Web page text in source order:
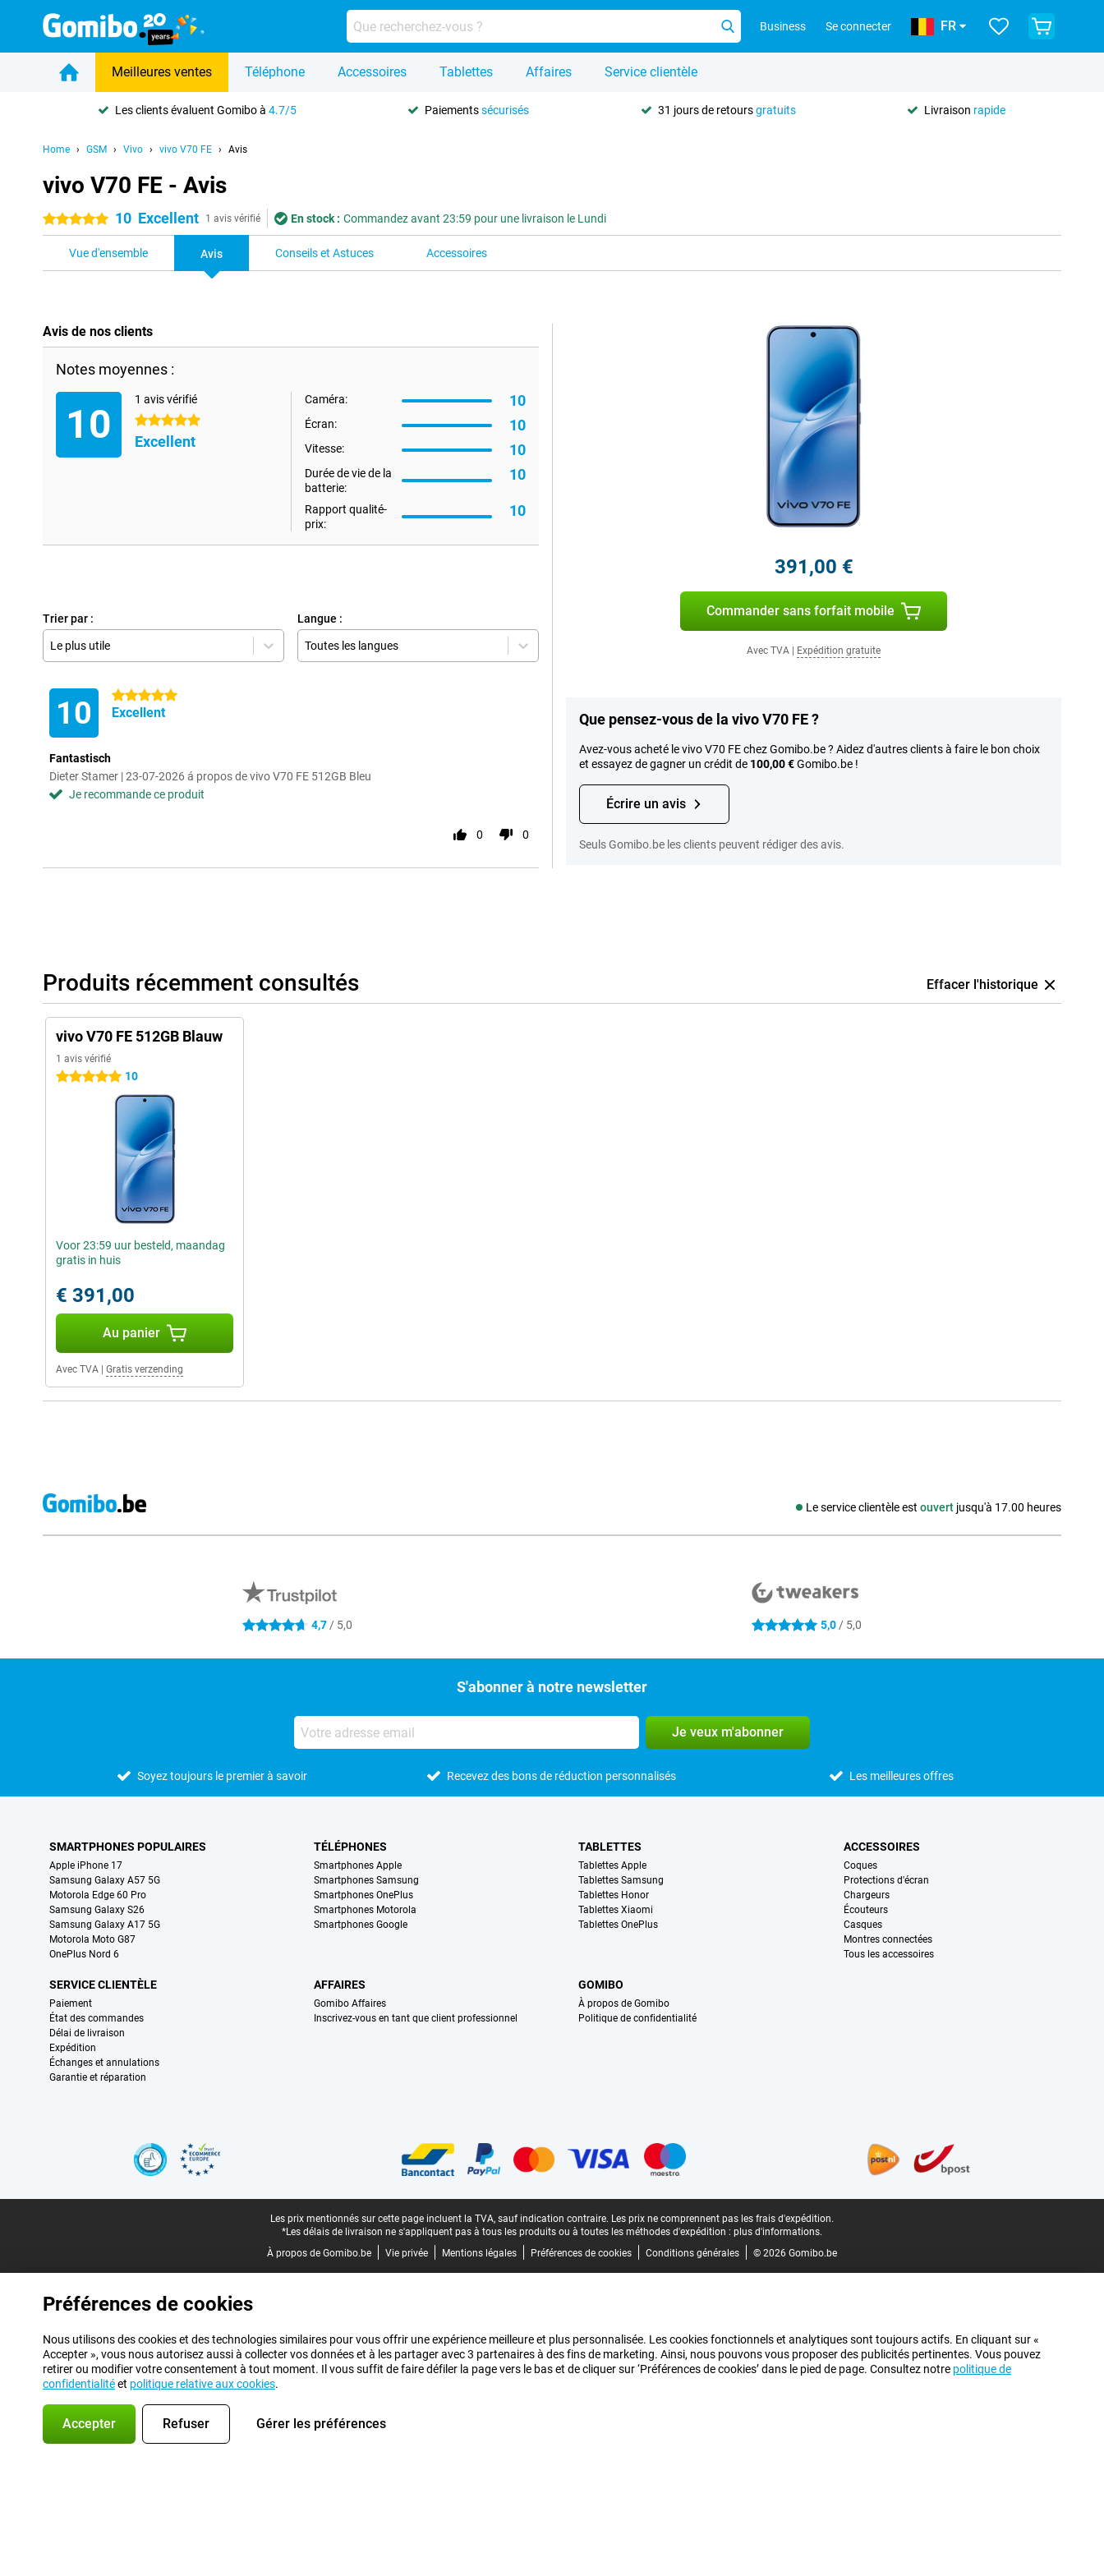
Business Se connecter FR
Meilleures ventes Téléphone Accessoires Tablettes Affaires Service clientèle
Les clients évaluent Gomibo à4.7/5 Paiementssécurisés 31 jours de retoursgratuits Livraison rapide
Home GSM Vivo vivo V70 FE Avis
vivo V70 FE - Avis
5 étoiles 10 Excellent 1 avis vérifié En stock : Commandez avant 23:59 pour une livraison le Lundi
Vue d'ensemble Avis Conseils et Astuces Accessoires
Avis de nos clients
Notes moyennes :
10
1 avis vérifié
5 étoiles
Excellent
Caméra: 10
Écran: 10
Vitesse: 10
Durée de vie de la
batterie:
10
Rapport qualité-
prix:
10
Trier par :
Le plus utile
Langue :
Toutes les langues
10 5 étoiles
Excellent
Fantastisch
Dieter Stamer | 23-07-2026 á propos de vivo V70 FE 512GB Bleu
Je recommande ce produit
0 0
391,00 €
Commander sans forfait mobile
Avec TVA Expédition gratuite
Que pensez-vous de la vivo V70 FE ?
Avez-vous acheté le vivo V70 FE chez Gomibo.be ? Aidez d'autres clients à faire le bon choix
et essayez de gagner un crédit de 100,00 €Gomibo.be !
Écrire un avis
Seuls Gomibo.be les clients peuvent rédiger des avis.
Produits récemment consultés Effacer l'historique
vivo V70 FE 512GB Blauw
1 avis vérifié
5 étoiles 10
Voor 23:59 uur besteld, maandag
gratis in huis
€ 391,00
Au panier
Avec TVA Gratis verzending
Le service clientèle est ouvert jusqu'à 17.00 heures
Média social
4.7 étoiles 4,7 / 5,0 5 étoiles 5,0 / 5,0
S'abonner à notre newsletter
Je veux m'abonner
Soyez toujours le premier à savoir Recevez des bons de réduction personnalisés Les meilleures offres
SMARTPHONES POPULAIRES
Apple iPhone 17
Samsung Galaxy A57 5G
Motorola Edge 60 Pro
Samsung Galaxy S26
Samsung Galaxy A17 5G
Motorola Moto G87
OnePlus Nord 6
TÉLÉPHONES
Smartphones Apple
Smartphones Samsung
Smartphones OnePlus
Smartphones Motorola
Smartphones Google
TABLETTES
Tablettes Apple
Tablettes Samsung
Tablettes Honor
Tablettes Xiaomi
Tablettes OnePlus
ACCESSOIRES
Coques
Protections d'écran
Chargeurs
Écouteurs
Casques
Montres connectées
Tous les accessoires
SERVICE CLIENTÈLE
Paiement
État des commandes
Délai de livraison
Expédition
Échanges et annulations
Garantie et réparation
AFFAIRES
Gomibo Affaires
Inscrivez-vous en tant que client professionnel
GOMIBO
À propos de Gomibo
Politique de confidentialité
Les prix mentionnés sur cette page incluent la TVA, sauf indication contraire. Les prix ne comprennent pas les frais d'expédition.
*Les délais de livraison ne s'appliquent pas à tous les produits ou à toutes les méthodes d'expédition : plus d'informations.
À propos de Gomibo.be
Vie privée Mentions légales Préférences de cookies Conditions générales © 2026 Gomibo.be
Préférences de cookies
Nous utilisons des cookies et des technologies similaires pour vous offrir une expérience meilleure et plus personnalisée. Les cookies fonctionnels et analytiques sont toujours actifs. En cliquant sur «
Accepter », vous nous autorisez aussi à collecter vos données et à les partager avec 3 partenaires à des fins de marketing. Ainsi, nous pouvons vous proposer des publicités pertinentes. Vous pouvez
retirer ou modifier votre consentement à tout moment. Il vous suffit de faire défiler la page vers le bas et de cliquer sur ‘Préférences de cookies’ dans le pied de page. Consultez notre politique de
confidentialitéet politique relative aux cookies.
Accepter Refuser Gérer les préférences